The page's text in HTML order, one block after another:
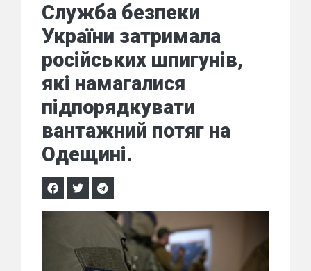
Служба безпеки
України затримала
російських шпигунів,
які намагалися
підпорядкувати
вантажний потяг на
Одещині.